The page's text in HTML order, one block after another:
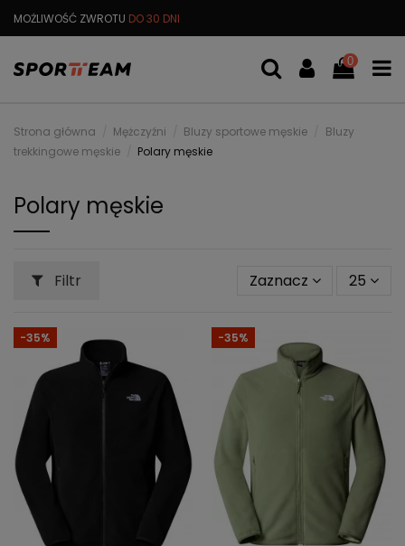
DARMOWAWYMIANA TOWARU
0
Strona główna Mężczyźni Bluzy sportowe męskie
Bluzy
trekkingowe męskie
Polary męskie
Polary męskie
Filtr Zaznacz 25
-35% -35%